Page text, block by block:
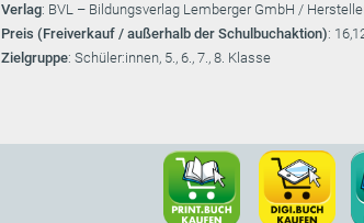
Verlag: BVL – Bildungsverlag Lemberger GmbH /
Preis (Freiverkauf / außerhalb der Schulbuchaktion):
Zielgruppe: Schüler:innen, 5., 6., 7., 8. Klasse